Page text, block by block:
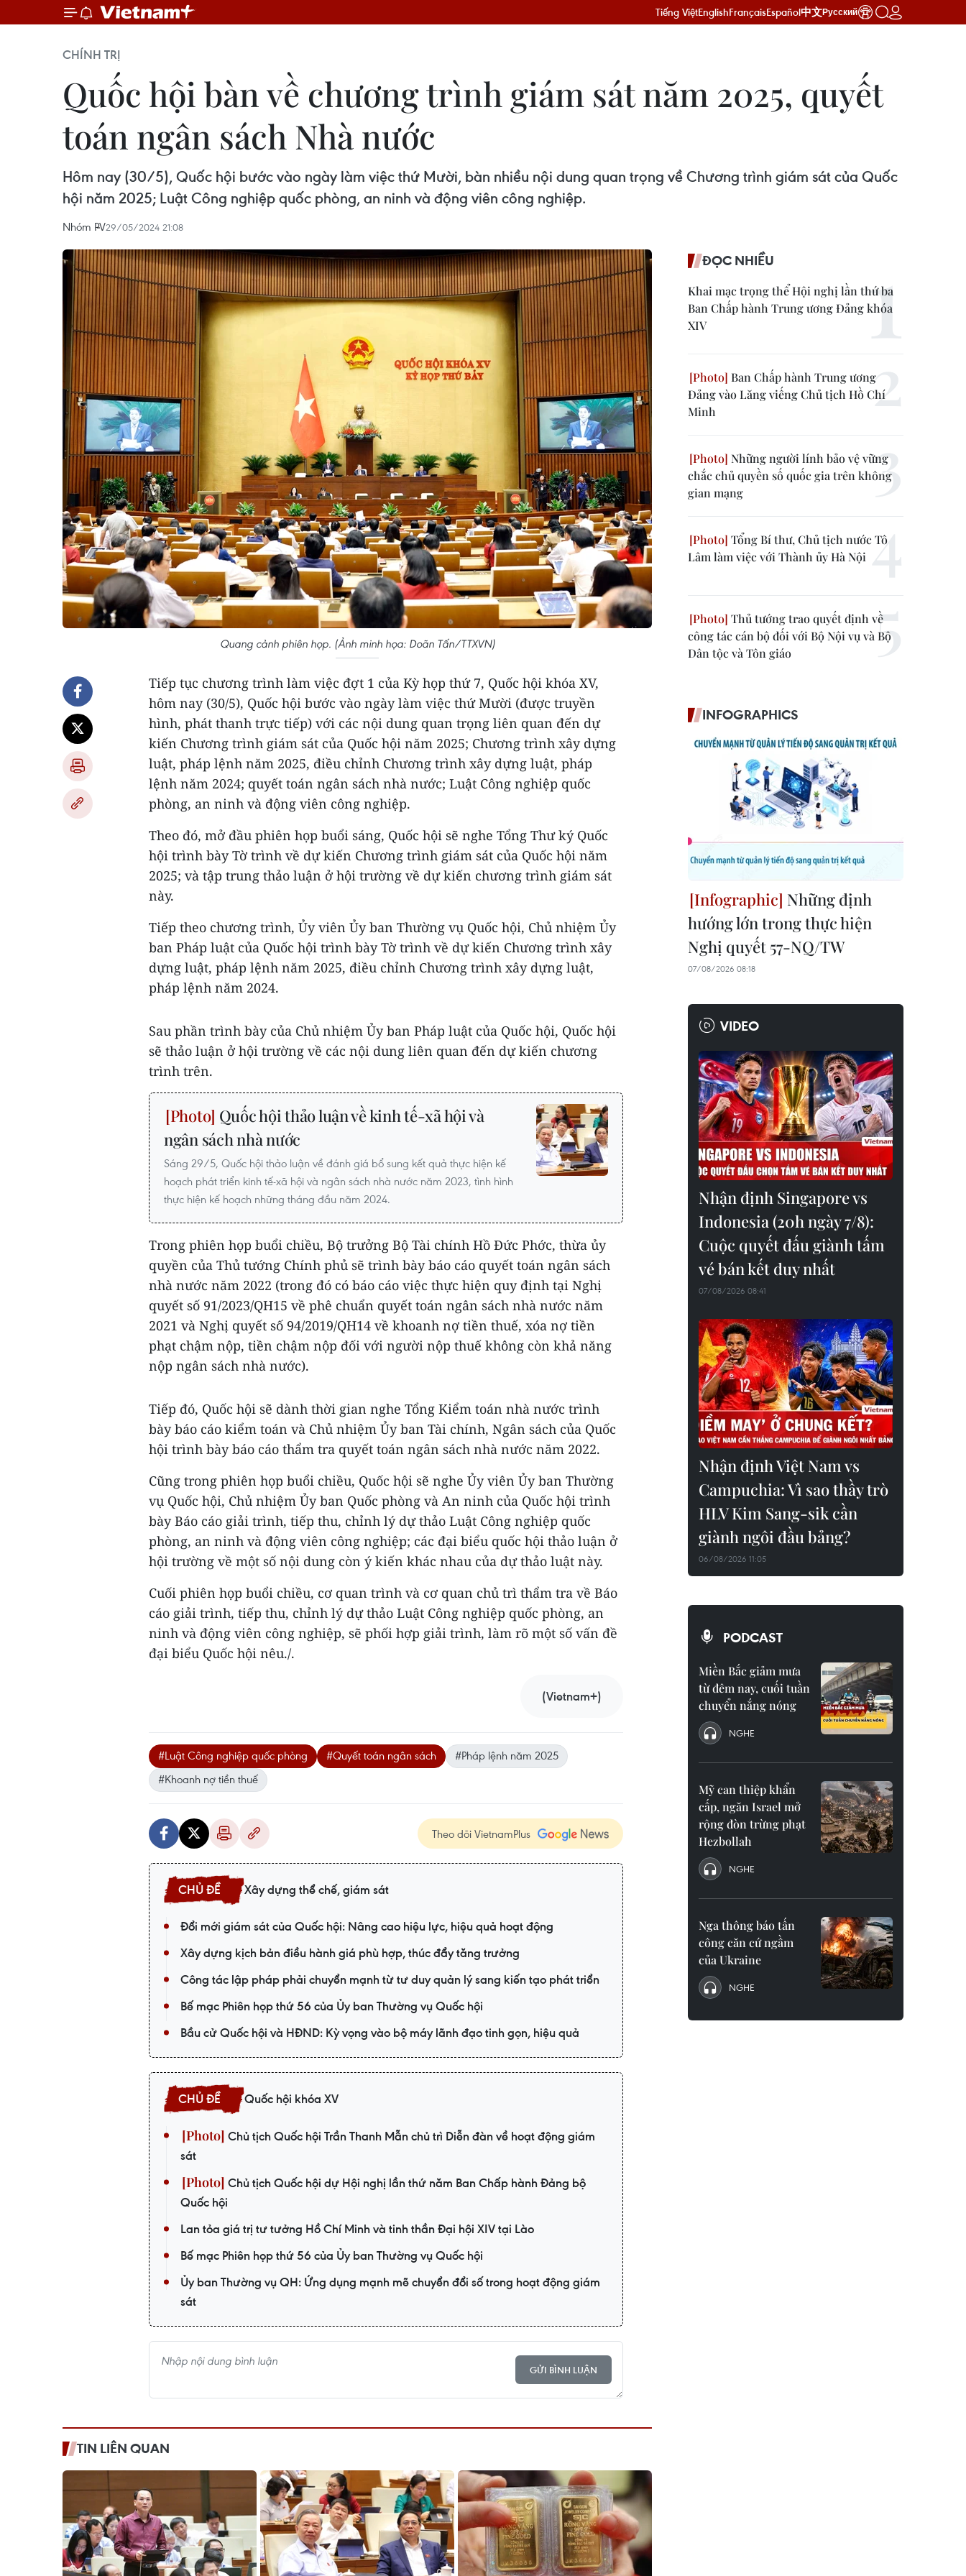
Tiếng ViệtEnglishFrançaisEspañol中文Русский
CHÍNH TRỊ
Quốc hội bàn về chương trình giám sát năm 2025, quyết
toán ngân sách Nhà nước
Hôm nay (30/5), Quốc hội bước vào ngày làm việc thứ Mười, bàn nhiều nội dung quan trọng về Chương trình giám sát của Quốc
hội năm 2025; Luật Công nghiệp quốc phòng, an ninh và động viên công nghiệp.
Nhóm PV29/05/2024 21:08
Quang cảnh phiên họp. (Ảnh minh họa: Doãn Tấn/TTXVN)
Tiếp tục chương trình làm việc đợt 1 của Kỳ họp thứ 7, Quốc hội khóa XV,
hôm nay (30/5), Quốc hội bước vào ngày làm việc thứ Mười (được truyền
hình, phát thanh trực tiếp) với các nội dung quan trọng liên quan đến dự
kiến Chương trình giám sát của Quốc hội năm 2025; Chương trình xây dựng
luật, pháp lệnh năm 2025, điều chỉnh Chương trình xây dựng luật, pháp
lệnh năm 2024; quyết toán ngân sách nhà nước; Luật Công nghiệp quốc
phòng, an ninh và động viên công nghiệp.
Theo đó, mở đầu phiên họp buổi sáng, Quốc hội sẽ nghe Tổng Thư ký Quốc
hội trình bày Tờ trình về dự kiến Chương trình giám sát của Quốc hội năm
2025; và tập trung thảo luận ở hội trường về dự kiến chương trình giám sát
này.
Tiếp theo chương trình, Ủy viên Ủy ban Thường vụ Quốc hội, Chủ nhiệm Ủy
ban Pháp luật của Quốc hội trình bày Tờ trình về dự kiến Chương trình xây
dựng luật, pháp lệnh năm 2025, điều chỉnh Chương trình xây dựng luật,
pháp lệnh năm 2024.
Sau phần trình bày của Chủ nhiệm Ủy ban Pháp luật của Quốc hội, Quốc hội
sẽ thảo luận ở hội trường về các nội dung liên quan đến dự kiến chương
trình trên.
Quốc hội thảo luận về kinh tế-xã hội và
ngân sách nhà nước
Sáng 29/5, Quốc hội thảo luận về đánh giá bổ sung kết quả thực hiện kế
hoạch phát triển kinh tế-xã hội và ngân sách nhà nước năm 2023, tình hình
thực hiện kế hoạch những tháng đầu năm 2024.
Trong phiên họp buổi chiều, Bộ trưởng Bộ Tài chính Hồ Đức Phớc, thừa ủy
quyền của Thủ tướng Chính phủ sẽ trình bày báo cáo quyết toán ngân sách
nhà nước năm 2022 (trong đó có báo cáo việc thực hiện quy định tại Nghị
quyết số 91/2023/QH15 về phê chuẩn quyết toán ngân sách nhà nước năm
2021 và Nghị quyết số 94/2019/QH14 về khoanh nợ tiền thuế, xóa nợ tiền
phạt chậm nộp, tiền chậm nộp đối với người nộp thuế không còn khả năng
nộp ngân sách nhà nước).
Tiếp đó, Quốc hội sẽ dành thời gian nghe Tổng Kiểm toán nhà nước trình
bày báo cáo kiểm toán và Chủ nhiệm Ủy ban Tài chính, Ngân sách của Quốc
hội trình bày báo cáo thẩm tra quyết toán ngân sách nhà nước năm 2022.
Cũng trong phiên họp buổi chiều, Quốc hội sẽ nghe Ủy viên Ủy ban Thường
vụ Quốc hội, Chủ nhiệm Ủy ban Quốc phòng và An ninh của Quốc hội trình
bày Báo cáo giải trình, tiếp thu, chỉnh lý dự thảo Luật Công nghiệp quốc
phòng, an ninh và động viên công nghiệp; các đại biểu quốc hội thảo luận ở
hội trường về một số nội dung còn ý kiến khác nhau của dự thảo luật này.
Cuối phiên họp buổi chiều, cơ quan trình và cơ quan chủ trì thẩm tra về Báo
cáo giải trình, tiếp thu, chỉnh lý dự thảo Luật Công nghiệp quốc phòng, an
ninh và động viên công nghiệp, sẽ phối hợp giải trình, làm rõ một số vấn đề
đại biểu Quốc hội nêu./.
(Vietnam+)
#Luật Công nghiệp quốc phòng #Quyết toán ngân sách
#Pháp lệnh năm 2025
#Khoanh nợ tiền thuế
Theo dõi VietnamPlus
Xây dựng thể chế, giám sát
Đổi mới giám sát của Quốc hội: Nâng cao hiệu lực, hiệu quả hoạt động
Xây dựng kịch bản điều hành giá phù hợp, thúc đẩy tăng trưởng
Công tác lập pháp phải chuyển mạnh từ tư duy quản lý sang kiến tạo phát triển
Bế mạc Phiên họp thứ 56 của Ủy ban Thường vụ Quốc hội
Bầu cử Quốc hội và HĐND: Kỳ vọng vào bộ máy lãnh đạo tinh gọn, hiệu quả
Quốc hội khóa XV
Chủ tịch Quốc hội Trần Thanh Mẫn chủ trì Diễn đàn về hoạt động giám
sát
Chủ tịch Quốc hội dự Hội nghị lần thứ năm Ban Chấp hành Đảng bộ
Quốc hội
Lan tỏa giá trị tư tưởng Hồ Chí Minh và tinh thần Đại hội XIV tại Lào
Bế mạc Phiên họp thứ 56 của Ủy ban Thường vụ Quốc hội
Ủy ban Thường vụ QH: Ứng dụng mạnh mẽ chuyển đổi số trong hoạt động giám
sát
GỬI BÌNH LUẬN
TIN LIÊN QUAN
ĐỌC NHIỀU
Khai mạc trọng thể Hội nghị lần thứ ba
Ban Chấp hành Trung ương Đảng khóa
XIV
Ban Chấp hành Trung ương
Đảng vào Lăng viếng Chủ tịch Hồ Chí
Minh
Những người lính bảo vệ vững
chắc chủ quyền số quốc gia trên không
gian mạng
Tổng Bí thư, Chủ tịch nước Tô
Lâm làm việc với Thành ủy Hà Nội
Thủ tướng trao quyết định về
công tác cán bộ đối với Bộ Nội vụ và Bộ
Dân tộc và Tôn giáo
INFOGRAPHICS
Những định
hướng lớn trong thực hiện
Nghị quyết 57-NQ/TW
07/08/2026 08:18
VIDEO
Nhận định Singapore vs
Indonesia (20h ngày 7/8):
Cuộc quyết đấu giành tấm
vé bán kết duy nhất
07/08/2026 08:41
Nhận định Việt Nam vs
Campuchia: Vì sao thầy trò
HLV Kim Sang-sik cần
giành ngôi đầu bảng?
06/08/2026 11:05
PODCAST
Miền Bắc giảm mưa
từ đêm nay, cuối tuần
chuyển nắng nóng
NGHE
Mỹ can thiệp khẩn
cấp, ngăn Israel mở
rộng đòn trừng phạt
Hezbollah
NGHE
Nga thông báo tấn
công căn cứ ngầm
của Ukraine
NGHE